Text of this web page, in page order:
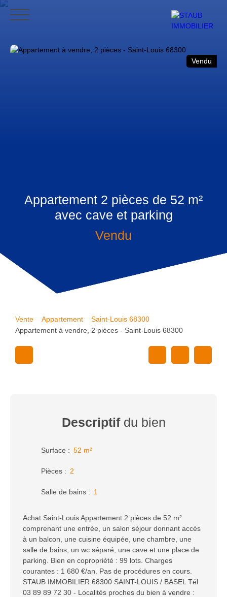
ACCUEIL ACHETER VENDRE NOS AVIS CONTACT
Vendu
Appartement 2 pièces de 52 m²
avec cave et parking
Vendu
Vente Appartement
Saint-Louis 68300
Appartement à vendre, 2 pièces - Saint-Louis 68300
Descriptifdu bien
Surface : 52 m²
Pièces : 2
Salle de bains : 1
Achat Saint-Louis Appartement 2 pièces de 52 m²
comprenant une entrée, un salon séjour donnant accès
à un balcon, une cuisine équipée, une chambre, une
salle de bains, un wc séparé, une cave et une place de
parking. Bien en copropriété : 99 lots. Charges
courantes : 1 680 €/an. Pas de procédures en cours.
STAUB IMMOBILIER 68300 SAINT-LOUIS / BASEL Tél
03 89 89 72 30 - Localités proches du bien à vendre :